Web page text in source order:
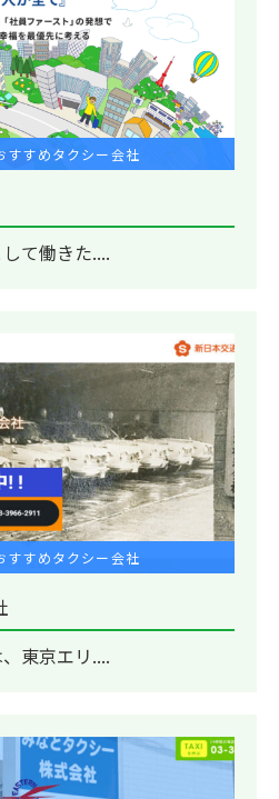
すすめタクシー会社
て働きた....
すすめタクシー会社
東京エリ....